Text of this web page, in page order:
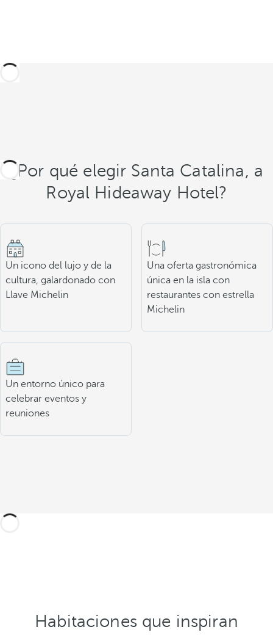
¿Por qué elegir Santa Catalina, a
Royal Hideaway Hotel?
Un icono del lujo y de la
cultura, galardonado con
Llave Michelin
Una oferta gastronómica
única en la isla con
restaurantes con estrella
Michelin
Un entorno único para
celebrar eventos y
reuniones
Habitaciones que inspiran